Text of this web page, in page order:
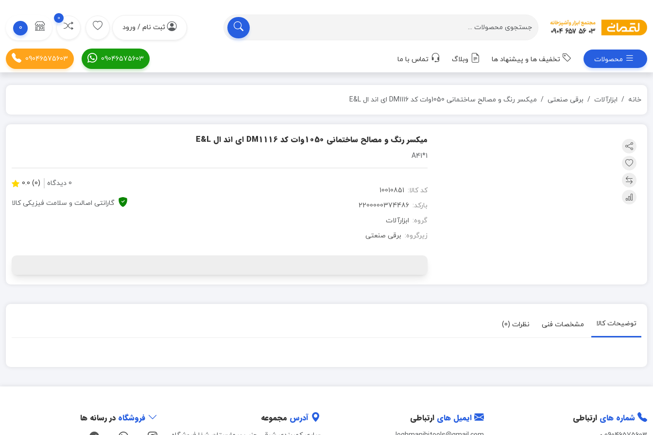
ثبت نام / ورود
0
0
محصولات تخفیف ها و پیشنهاد ها وبلاگ تماس با ما 09046575603
09046575603
خانه ابزارآلات برقی صنعتی میکسر رنگ و مصالح ساختمانی 1050وات کد DM1116 ای اند ال E&L
میکسر رنگ و مصالح ساختمانی 1050وات کد DM1116 ای اند ال E&L
1*A41
کد کالا: 10010851
بارکد: 2200000374486
گروه: ابزارآلات
زیرگروه: برقی صنعتی
0 دیدگاه (0) 0.0
گارانتی اصالت و سلامت فیزیکی کالا
توضیحات کالا مشخصات فنی نظرات (0)
شماره های ارتباطی ایمیل های ارتباطی آدرس مجموعه فروشگاه در رسانه ها